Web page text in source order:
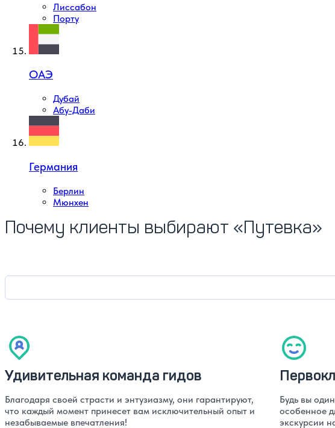
Лиссабон
Порту
ОАЭ
Дубай
Абу-Даби
Германия
Берлин
Мюнхен
Почему клиенты выбирают «Путевка»
Удивительная команда гидов
Благодаря своей страсти и энтузиазму, они гарантируют,
что каждый момент принесет вам исключительный опыт и
незабываемые впечатления!
Будь вы
особенное
экскурсии